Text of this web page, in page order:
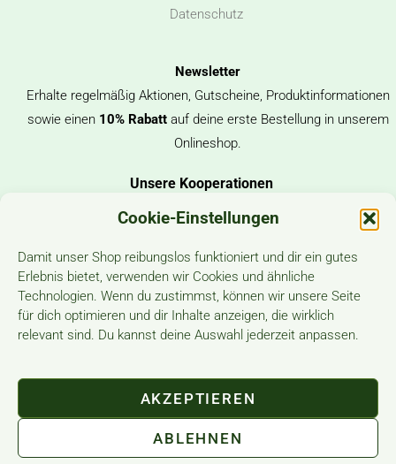
Cookie-Einstellungen
Damit unser Shop reibungslos funktioniert und dir ein gutes
Erlebnis bietet, verwenden wir Cookies und ähnliche
Technologien. Wenn du zustimmst, können wir unsere Seite
für dich optimieren und dir Inhalte anzeigen, die wirklich
relevant sind. Du kannst deine Auswahl jederzeit anpassen.
AKZEPTIEREN
ABLEHNEN
Datenschutz
Newsletter
Erhalte regelmäßig Aktionen, Gutscheine, Produktinformationen
sowie einen10% Rabattauf deine erste Bestellung in unserem
Onlineshop.
Unsere Kooperationen
Unsere Versanddienstleister
Sicheres Bezahlen